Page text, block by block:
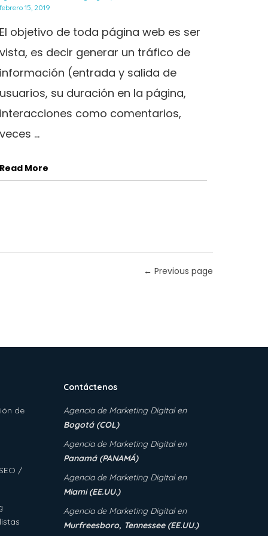
febrero 15, 2019
El objetivo de toda página web es ser
vista, es decir generar un tráfico de
información (entrada y salida de
usuarios, su duración en la página,
interacciones como comentarios,
veces ...
Read More
← Previous page
de
/
Contáctenos
Agencia de Marketing Digitalen
Bogotá (COL)
Agencia de Marketing Digital en
Panamá (PANAMÁ)
Agencia de Marketing Digital en
Miami (EE.UU.)
Agencia de Marketing Digital en
Murfreesboro, Tennessee (EE.UU.)